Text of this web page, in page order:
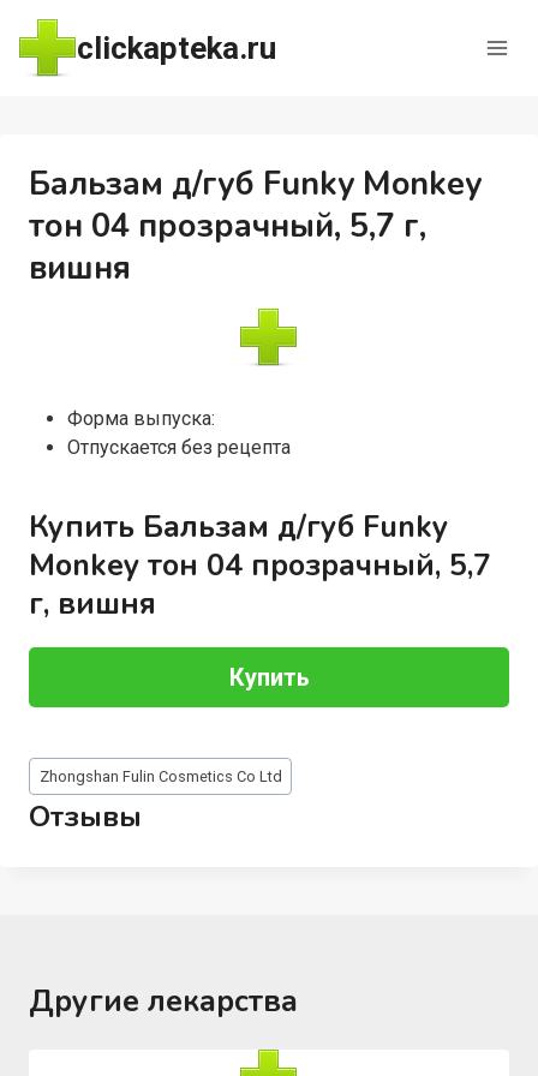
Перейти
содержимому
clickapteka.ru
Бальзам д/губ Funky Monkey
тон 04 прозрачный, 5,7 г,
вишня
Форма выпуска:
Отпускается без рецепта
Купить Бальзам д/губ Funky
Monkey тон 04 прозрачный, 5,7
г, вишня
Купить
Метки
записи:
Zhongshan Fulin Cosmetics Co Ltd
Отзывы
Другие лекарства